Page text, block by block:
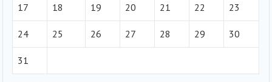
17 18 19 20 21 22 23
24 25 26 27 28 29 30
31